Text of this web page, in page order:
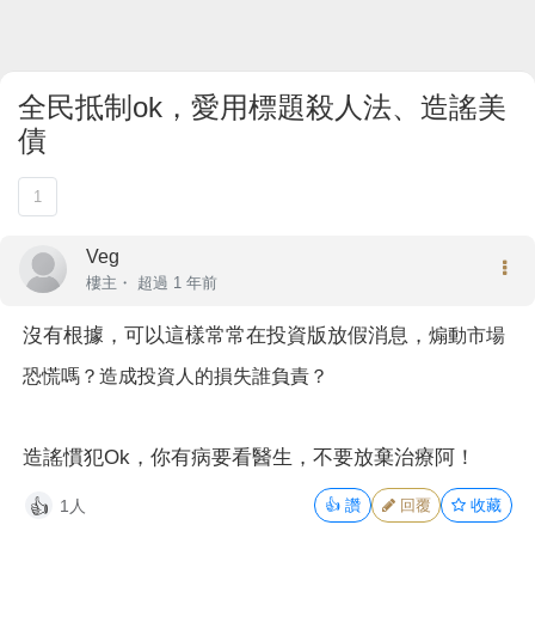
全民抵制ok，愛用標題殺人法、造謠美
債
1
Veg
樓主 ・ 超過 1 年前
沒有根據，可以這樣常常在投資版放假消息， 煽動市場
恐慌嗎？ 造成投資人的損失誰負責？
造謠慣犯Ok，你有病要看醫生，不要放棄治療阿！
👍 1人 👍 讚 回覆 收藏